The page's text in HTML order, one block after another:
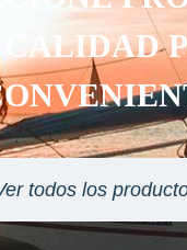
AL
EN
todos los